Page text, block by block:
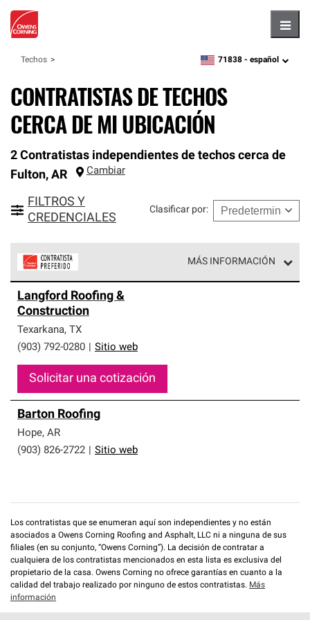
Techos zipcode,language
71838 - español
CONTRATISTAS DE TECHOS
CERCA DE MI UBICACIÓN
2 Contratistas independientes de techos cerca de
Fulton, AR Cambiar
FILTROS Y
CREDENCIALES
Clasificar por:
MÁS INFORMACIÓN
parte de una red exclusiva de profesionales de techos
que cumplen con altos estándares y requisitos estrictos
de profesionalismo y confiabilidad.
Langford Roofing &
Construction
Texarkana, TX
(903) 792-0280
Sitio web
Solicitar una cotización
Barton Roofing
Hope, AR
(903) 826-2722
Sitio web
Los contratistas que se enumeran aquí son independientes y no están
asociados a Owens Corning Roofing and Asphalt, LLC ni a ninguna de sus
filiales (en su conjunto, “Owens Corning”). La decisión de contratar a
cualquiera de los contratistas mencionados en esta lista es exclusiva del
propietario de la casa. Owens Corning no ofrece garantías en cuanto a la
calidad del trabajo realizado por ninguno de estos contratistas. Más
información